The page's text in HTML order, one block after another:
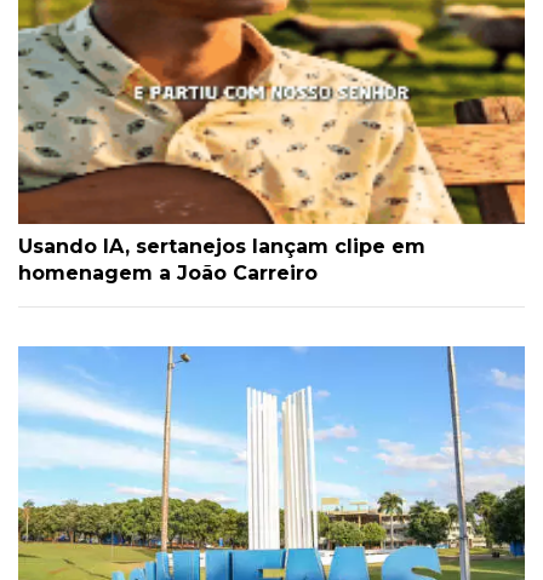
Usando IA, sertanejos lançam clipe em
homenagem a João Carreiro